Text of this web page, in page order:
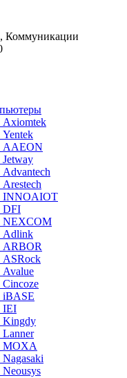
Коммуникации
AAEON
INNOAIOT
DFI
NEXCOM
Adlink
ARBOR
iBASE
IEI
Kingdy
MOXA